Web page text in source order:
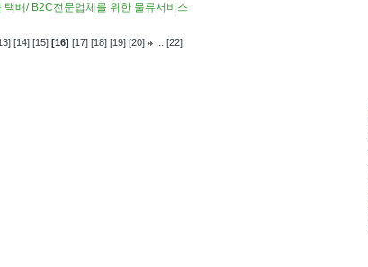
배/ B2C전문업체를 위한 물류서비스
[14] [15] [16] [17] [18] [19] [20] ... [22]